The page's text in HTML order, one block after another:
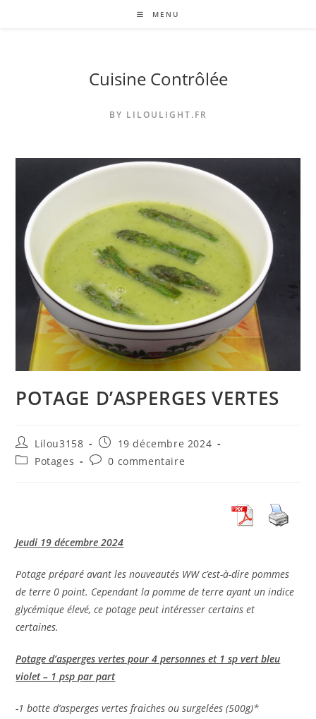
MENU
Cuisine Contrôlée
BY LILOULIGHT.FR
POTAGE D’ASPERGES VERTES
Auteur/autrice
de
Lilou3158
Publication
publiée :
19 décembre 2024
PostPotages
Commentaires
0 commentaire
Jeudi 19 décembre 2024
Potage préparé avant les nouveautés WW c’est-à-dire pommes
de terre 0 point. Cependant la pomme de terre ayant un indice
glycémique élevé, ce potage peut intéresser certains et
certaines.
Potage d’asperges vertes pour 4 personnes et 1 sp vert bleu
violet – 1 psp par part
-1 botte d’asperges vertes fraiches ou surgelées (500g)*